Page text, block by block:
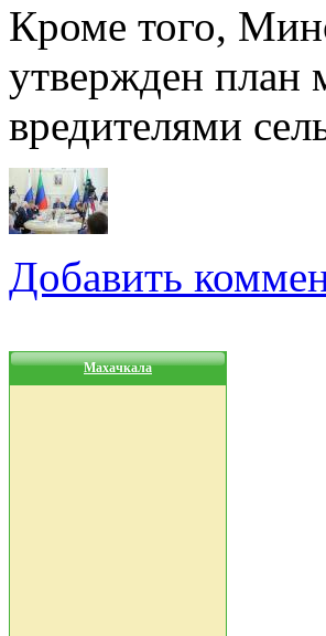
Кроме того,
утвержден план
вредителями
Добавить
Махачкала